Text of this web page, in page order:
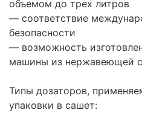
объемом до трех литров
— соответствие
безопасности
— возможность
машины из нержавеющей
Типы дозаторов,
упаковки в сашет: